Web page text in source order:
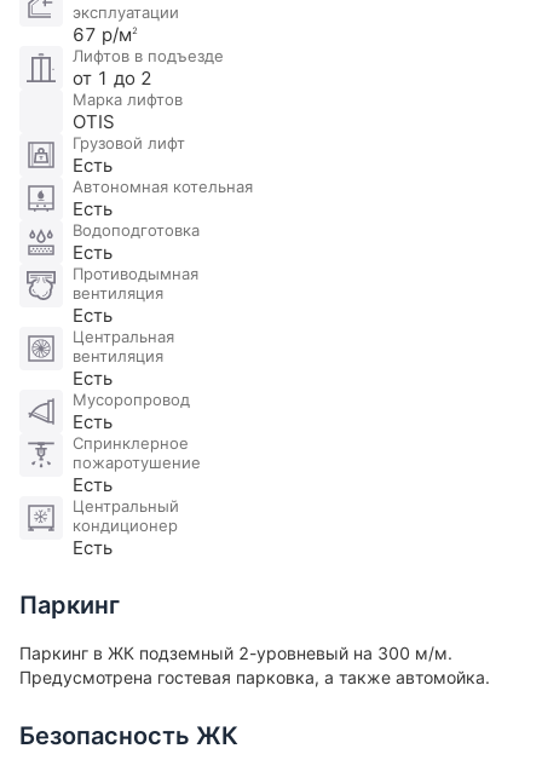
Есть возможность приобретения 3 машино-мест в
подземном паркинге за отдельную стоимость.
эксплуатации
67 р/м2
Лифтов в подъезде
от 1 до 2
Марка лифтов
OTIS
Грузовой лифт
Есть
Автономная котельная
Есть
Водоподготовка
Есть
Противодымная
вентиляция
Есть
Центральная
вентиляция
Есть
Мусоропровод
Есть
Спринклерное
пожаротушение
Есть
Центральный
кондиционер
Есть
Паркинг
Паркинг в ЖК подземный 2-уровневый на 300 м/м.
Предусмотрена гостевая парковка, а также автомойка.
Безопасность ЖК